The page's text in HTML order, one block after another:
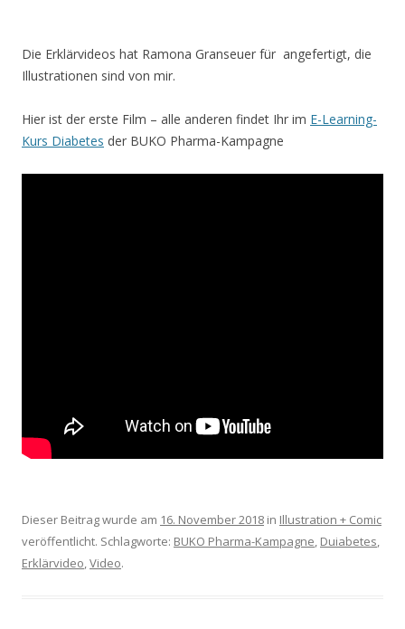
Die Erklärvideos hat Ramona Granseuer für angefertigt, die
Illustrationen sind von mir.
Hier ist der erste Film – alle anderen findet Ihr im E-Learning-
Kurs Diabetes der BUKO Pharma-Kampagne
Dieser Beitrag wurde am 16. November 2018 in Illustration + Comic
veröffentlicht. Schlagworte: BUKO Pharma-Kampagne, Duiabetes,
Erklärvideo,Video.